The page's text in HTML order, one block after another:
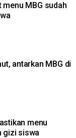
MBG sudah
antarkan MBG di
menu
gizi siswa